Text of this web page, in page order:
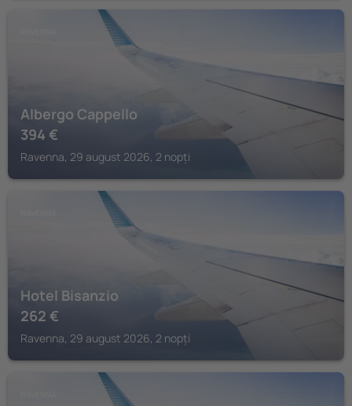
Albergo Cappello
394 €
Ravenna, 29 august 2026, 2 nopți
Hotel Bisanzio
262 €
Ravenna, 29 august 2026, 2 nopți